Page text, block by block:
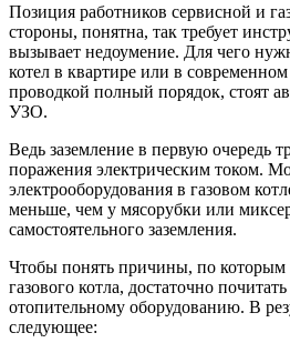
Позиция работников сервисной и
стороны, понятна, так требует
вызывает недоумение. Для чего
котел в квартире или в
проводкой полный порядок, стоят
УЗО.
Ведь заземление в первую очередь
поражения электрическим током.
электрооборудования в газовом
меньше, чем у мясорубки или
самостоятельного заземления.
Чтобы понять причины, по которым
газового котла, достаточно
отопительному оборудованию. В
следующее: